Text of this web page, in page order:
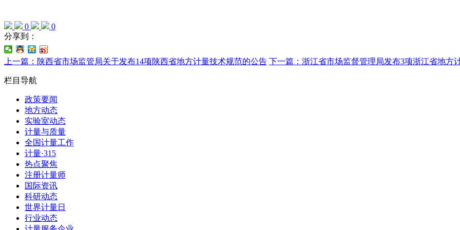
0
0
分享到：
上一篇：陕西省市场监管局关于发布14项陕西省地方计量技术规范的公告 下一篇：浙江省市场监督管理局发布3项浙江省地方
栏目导航
政策要闻
地方动态
实验室动态
计量与质量
全国计量工作
计量·315
热点聚焦
注册计量师
国际资讯
科研动态
世界计量日
行业动态